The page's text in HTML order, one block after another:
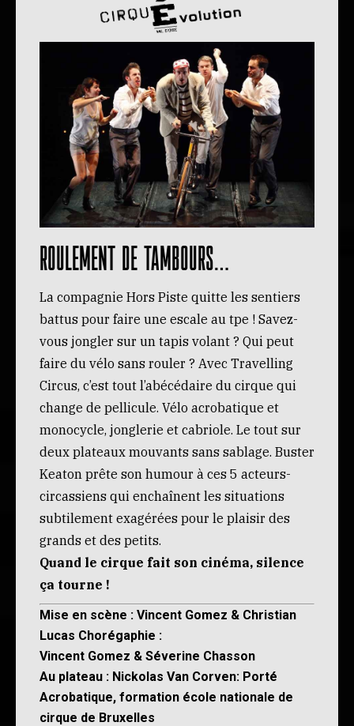
Roulement de tambours…
La compagnie Hors Piste quitte les sentiers
battus pour faire une escale au tpe ! Savez-
vous jongler sur un tapis volant ? Qui peut
faire du vélo sans rouler ? Avec Travelling
Circus, c’est tout l’abécédaire du cirque qui
change de pellicule. Vélo acrobatique et
monocycle, jonglerie et cabriole. Le tout sur
deux plateaux mouvants sans sablage. Buster
Keaton prête son humour à ces 5 acteurs-
circassiens qui enchaînent les situations
subtilement exagérées pour le plaisir des
grands et des petits.
Quand le cirque fait son cinéma, silence
ça tourne !
Mise en scène : Vincent Gomez & Christian
Lucas Chorégaphie :
Vincent Gomez & Séverine Chasson
Au plateau : Nickolas Van Corven: Porté
Acrobatique, formation école nationale de
cirque de Bruxelles